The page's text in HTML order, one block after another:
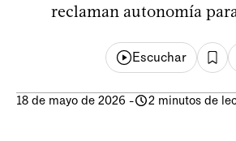
reclaman autonomía
Escuchar
18 de mayo de 2026 - 2 minutos de